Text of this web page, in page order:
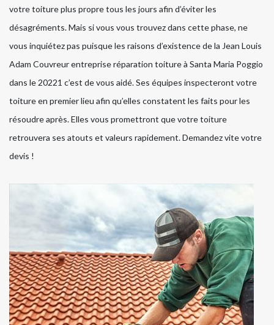
votre toiture plus propre tous les jours afin d’éviter les
désagréments. Mais si vous vous trouvez dans cette phase, ne
vous inquiétez pas puisque les raisons d’existence de la Jean Louis
Adam Couvreur entreprise réparation toiture à Santa Maria Poggio
dans le 20221 c’est de vous aidé. Ses équipes inspecteront votre
toiture en premier lieu afin qu’elles constatent les faits pour les
résoudre après. Elles vous promettront que votre toiture
retrouvera ses atouts et valeurs rapidement. Demandez vite votre
devis !